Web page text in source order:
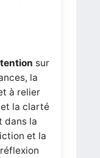
sur
la
à relier
et la clarté
dans la
et la